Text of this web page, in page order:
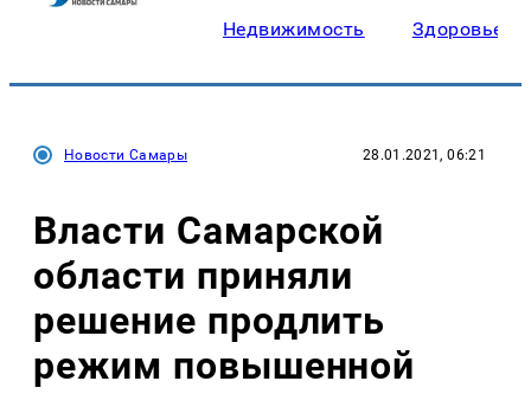
Недвижимость Здоровье
Новости Самары 28.01.2021, 06:21
Власти Самарской
области приняли
решение продлить
режим повышенной